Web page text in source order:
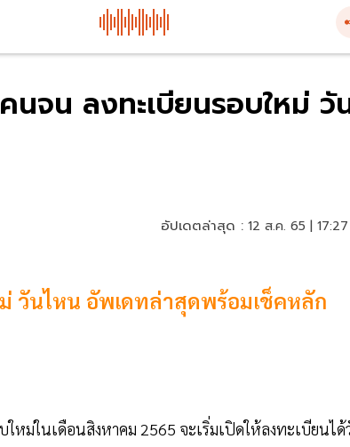
จน ลงทะเบียนรอบใหม่ วั
อัปเดตล่าสุด : 12 ส.ค. 65 |
วันไหน อัพเดทล่าสุดพร้อมเช็คหลัก
หม่ในเดือนสิงหาคม 2565 จะเริ่มเปิดให้ลงทะเบียนได้